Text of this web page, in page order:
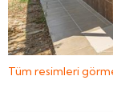
Tüm resimleri